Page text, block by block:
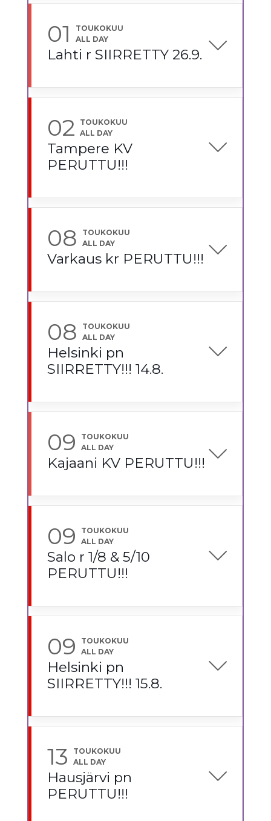
01
TOUKOKUU
ALL DAY
Lahti r SIIRRETTY 26.9.
02
TOUKOKUU
ALL DAY
Tampere KV
PERUTTU!!!
08
TOUKOKUU
ALL DAY
Varkaus kr PERUTTU!!!
08
TOUKOKUU
ALL DAY
Helsinki pn
SIIRRETTY!!! 14.8.
09
TOUKOKUU
ALL DAY
Kajaani KV PERUTTU!!!
09
TOUKOKUU
ALL DAY
Salo r 1/8 & 5/10
PERUTTU!!!
09
TOUKOKUU
ALL DAY
Helsinki pn
SIIRRETTY!!! 15.8.
13
TOUKOKUU
ALL DAY
Hausjärvi pn
PERUTTU!!!